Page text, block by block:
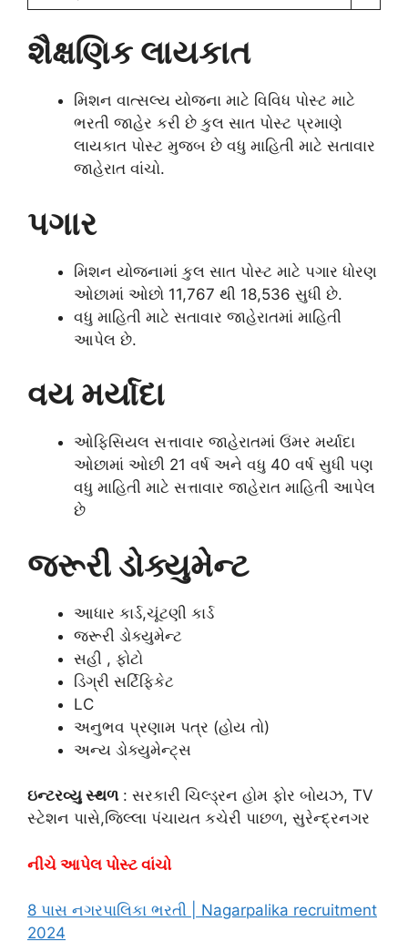
શૈક્ષણિક લાયકાત
મિશન વાત્સલ્ય યોજના માટે વિવિધ પોસ્ટ માટે
ભરતી જાહેર કરી છે કુલ સાત પોસ્ટ પ્રમાણે
લાયકાત પોસ્ટ મુજબ છે વધુ માહિતી માટે સતાવાર
જાહેરાત વાંચો.
પગાર
મિશન યોજનામાં કુલ સાત પોસ્ટ માટે પગાર ધોરણ
ઓછામાં ઓછો 11,767 થી 18,536 સુધી છે.
વધુ માહિતી માટે સતાવાર જાહેરાતમાં માહિતી
આપેલ છે.
વય મર્યાદા
ઓફિસિયલ સત્તાવાર જાહેરાતમાં ઉંમર મર્યાદા
ઓછામાં ઓછી 21 વર્ષ અને વધુ 40 વર્ષ સુધી પણ
વધુ માહિતી માટે સત્તાવાર જાહેરાત માહિતી આપેલ
છે
જરૂરી ડોક્યુમેન્ટ
આધાર કાર્ડ,ચૂંટણી કાર્ડ
જરૂરી ડોક્યુમેન્ટ
સહી , ફોટો
ડિગ્રી સર્ટિફિકેટ
LC
અનુભવ પ્રણામ પત્ર (હોય તો)
અન્ય ડોક્યુમેન્ટ્સ
ઇન્ટરવ્યુ સ્થળ: સરકારી ચિલ્ડ્રન હોમ ફોર બોયઝ, TV
સ્ટેશન પાસે,જિલ્લા પંચાયત કચેરી પાછળ, સુરેન્દ્રનગર
નીચે આપેલ પોસ્ટ વાંચો
8 પાસ નગરપાલિકા ભરતી | Nagarpalika recruitment
2024